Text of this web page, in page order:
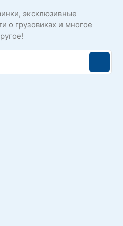
эксклюзивные
о грузовиках и многое